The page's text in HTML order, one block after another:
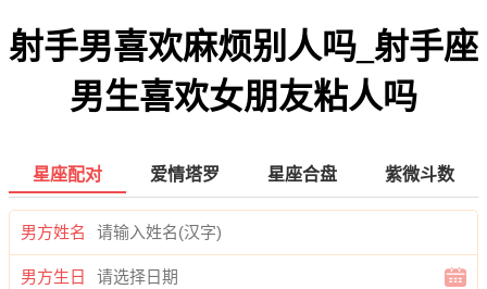
射手男喜欢麻烦别人吗_射手座
男生喜欢女朋友粘人吗
星座配对 爱情塔罗 星座合盘 紫微斗数
男方姓名
男方生日